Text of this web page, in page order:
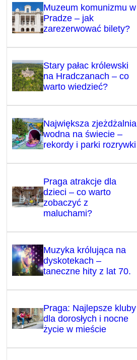
Muzeum komunizmu w
Pradze – jak
zarezerwować bilety?
Stary pałac królewski
na Hradczanach – co
warto wiedzieć?
Największa zjeżdżalnia
wodna na świecie –
rekordy i parki rozrywki
Praga atrakcje dla
dzieci – co warto
zobaczyć z
maluchami?
Muzyka królująca na
dyskotekach –
taneczne hity z lat 70.
Praga: Najlepsze kluby
dla dorosłych i nocne
życie w mieście